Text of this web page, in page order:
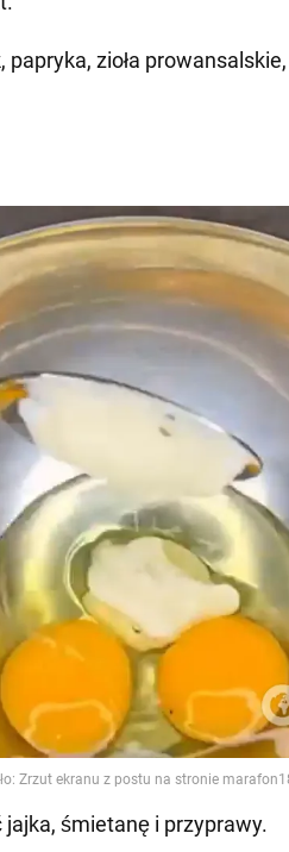
papryka, zioła
jajka, śmietanę i przyprawy.